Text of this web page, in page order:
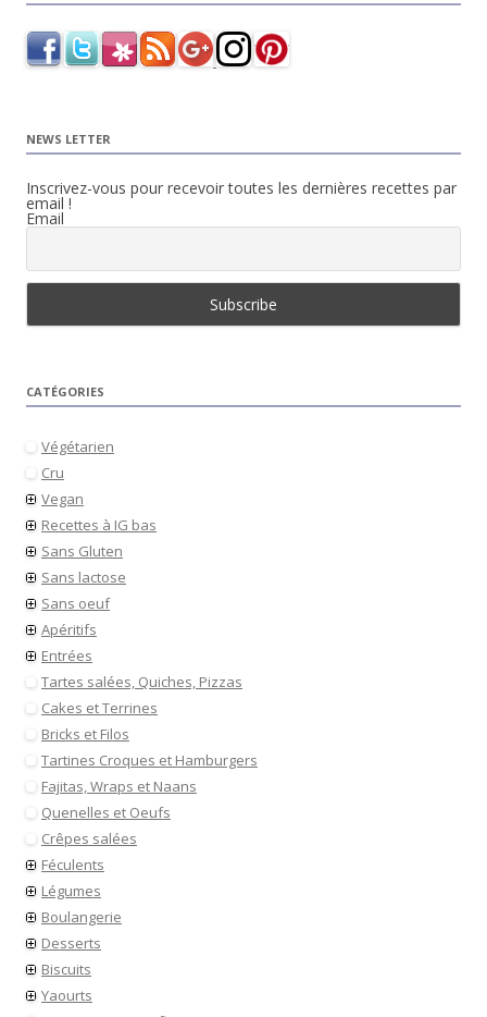
NEWS LETTER
Inscrivez-vous pour recevoir toutes les dernières recettes par
email !
Email
CATÉGORIES
Végétarien
Cru
Vegan
Recettes à IG bas
Sans Gluten
Sans lactose
Sans oeuf
Apéritifs
Entrées
Tartes salées, Quiches, Pizzas
Cakes et Terrines
Bricks et Filos
Tartines Croques et Hamburgers
Fajitas, Wraps et Naans
Quenelles et Oeufs
Crêpes salées
Féculents
Légumes
Boulangerie
Desserts
Biscuits
Yaourts